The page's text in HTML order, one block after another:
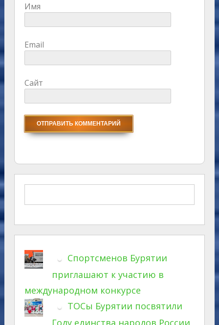
Имя
Email
Сайт
Спортсменов Бурятии
приглашают к участию в
международном конкурсе
ТОСы Бурятии посвятили